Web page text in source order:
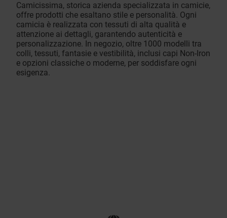
Camicissima, storica azienda specializzata in camicie,
offre prodotti che esaltano stile e personalità. Ogni
camicia è realizzata con tessuti di alta qualità e
attenzione ai dettagli, garantendo autenticità e
personalizzazione. In negozio, oltre 1000 modelli tra
colli, tessuti, fantasie e vestibilità, inclusi capi Non-Iron
e opzioni classiche o moderne, per soddisfare ogni
esigenza.